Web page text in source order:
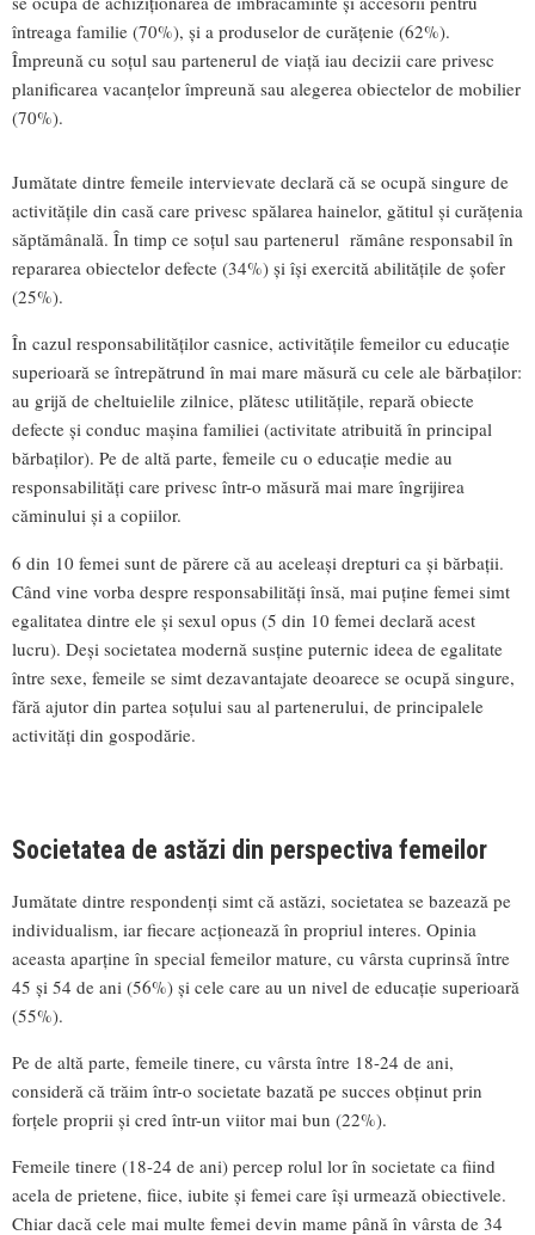
întreaga familie (70%), și a produselor de curățenie (62%).
Împreună cu soțul sau partenerul de viață iau decizii care privesc
planificarea vacanțelor împreună sau alegerea obiectelor de mobilier
(70%).
Jumătate dintre femeile intervievate declară că se ocupă singure de
activitățile din casă care privesc spălarea hainelor, gătitul și curățenia
săptămânală. În timp ce soțul sau partenerul rămâne responsabil în
repararea obiectelor defecte (34%) și își exercită abilitățile de șofer
(25%).
În cazul responsabilităților casnice, activitățile femeilor cu educație
superioară se întrepătrund în mai mare măsură cu cele ale bărbaților:
au grijă de cheltuielile zilnice, plătesc utilitățile, repară obiecte
defecte și conduc mașina familiei (activitate atribuită în principal
bărbaților). Pe de altă parte, femeile cu o educație medie au
responsabilități care privesc într-o măsură mai mare îngrijirea
căminului și a copiilor.
6 din 10 femei sunt de părere că au aceleași drepturi ca și bărbații.
Când vine vorba despre responsabilități însă, mai puține femei simt
egalitatea dintre ele și sexul opus (5 din 10 femei declară acest
lucru). Deși societatea modernă susține puternic ideea de egalitate
între sexe, femeile se simt dezavantajate deoarece se ocupă singure,
fără ajutor din partea soțului sau al partenerului, de principalele
activități din gospodărie.
Societatea de astăzi din perspectiva femeilor
Jumătate dintre respondenți simt că astăzi, societatea se bazează pe
individualism, iar fiecare acționează în propriul interes. Opinia
aceasta aparține în special femeilor mature, cu vârsta cuprinsă între
45 și 54 de ani (56%) și cele care au un nivel de educație superioară
(55%).
Pe de altă parte, femeile tinere, cu vârsta între 18-24 de ani,
consideră că trăim într-o societate bazată pe succes obținut prin
forțele proprii și cred într-un viitor mai bun (22%).
Femeile tinere (18-24 de ani) percep rolul lor în societate ca fiind
acela de prietene, fiice, iubite și femei care își urmează obiectivele.
Chiar dacă cele mai multe femei devin mame până în vârsta de 34